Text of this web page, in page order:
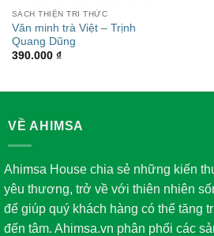
SÁCH THIỆN TRI THỨC
Văn minh trà Việt – Trịnh
Quang Dũng
390.000 ₫
VỀ AHIMSA
Ahimsa House chia sẻ những kiến
yêu thương, trở về với thiên nhiên
để giúp quý khách hàng có thể tăng
đến tâm. Ahimsa.vn phân phối các